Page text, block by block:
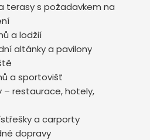
terasy s požadavkem na
a lodžií
altánky a pavilony
a sportovišť
– restaurace, hotely,
a carporty
dopravy